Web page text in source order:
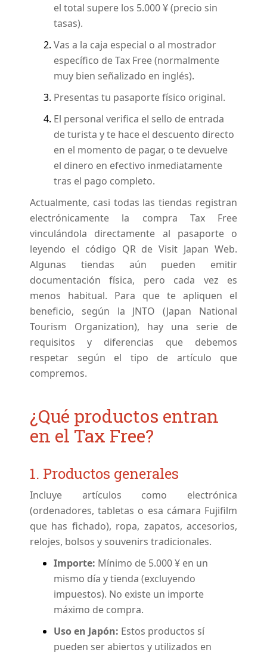
el total supere los 5.000 ¥ (precio sin
tasas).
Vas a la caja especial o al mostrador
específico de Tax Free (normalmente
muy bien señalizado en inglés).
Presentas tu pasaporte físico original.
El personal verifica el sello de entrada
de turista y te hace el descuento directo
en el momento de pagar, o te devuelve
el dinero en efectivo inmediatamente
tras el pago completo.
Actualmente, casi todas las tiendas registran
electrónicamente la compra Tax Free
vinculándola directamente al pasaporte o
leyendo el código QR de Visit Japan Web.
Algunas tiendas aún pueden emitir
documentación física, pero cada vez es
menos habitual. Para que te apliquen el
beneficio, según la JNTO (Japan National
Tourism Organization), hay una serie de
requisitos y diferencias que debemos
respetar según el tipo de artículo que
compremos.
¿Qué productos entran
en el Tax Free?
1. Productos generales
Incluye artículos como electrónica
(ordenadores, tabletas o esa cámara Fujifilm
que has fichado), ropa, zapatos, accesorios,
relojes, bolsos y souvenirs tradicionales.
Importe: Mínimo de 5.000 ¥ en un
mismo día y tienda (excluyendo
impuestos). No existe un importe
máximo de compra.
Uso en Japón: Estos productos sí
pueden ser abiertos y utilizados en